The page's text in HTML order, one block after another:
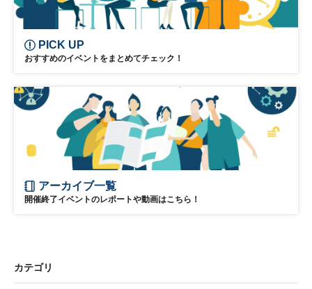
日経メッセプレミアム・カンファレンス・シリーズ
プレミアム・カンファレンス・シリーズ
PICK UP
おすすめのイベントをまとめてチェック！
アーカイブ一覧
開催終了イベントのレポートや動画はこちら！
カテゴリ